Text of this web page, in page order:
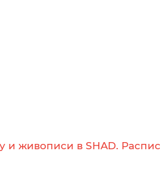
и живописи в SHAD.